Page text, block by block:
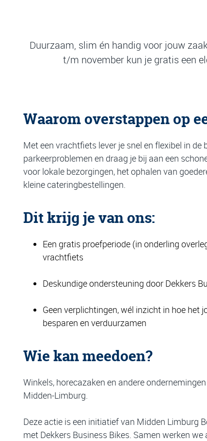
Duurzaam, slim én handig voor jouw
t/m november kun je gratis een
Waarom overstappen op
Met een vrachtfiets lever je snel en flexibel in de
parkeerproblemen en draag je bij aan een
voor lokale bezorgingen, het ophalen van
kleine cateringbestellingen.
Dit krijg je van ons:
Een gratis proefperiode (in onderling
vrachtfiets
Deskundige ondersteuning door Dekkers
Geen verplichtingen, wél inzicht in hoe het
besparen en verduurzamen
Wie kan meedoen?
Winkels, horecazaken en andere
Midden-Limburg.
Deze actie is een initiatief van Midden Limburg
met Dekkers Business Bikes. Samen werken